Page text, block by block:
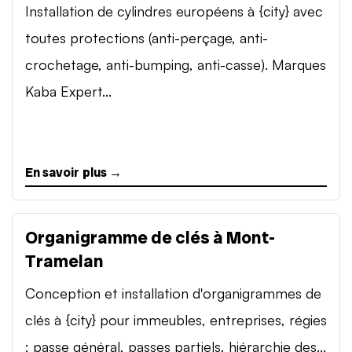
Installation de cylindres européens à {city} avec
toutes protections (anti-perçage, anti-
crochetage, anti-bumping, anti-casse). Marques
Kaba Expert...
En savoir plus →
Organigramme de clés à Mont-
Tramelan
Conception et installation d'organigrammes de
clés à {city} pour immeubles, entreprises, régies
: passe général, passes partiels, hiérarchie des...